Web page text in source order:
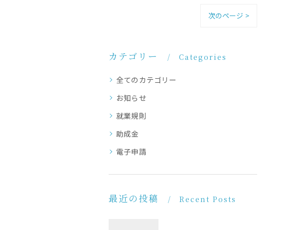
次のページ >
カテゴリー Categories
全てのカテゴリー
お知らせ
就業規則
助成金
電子申請
最近の投稿 Recent Posts